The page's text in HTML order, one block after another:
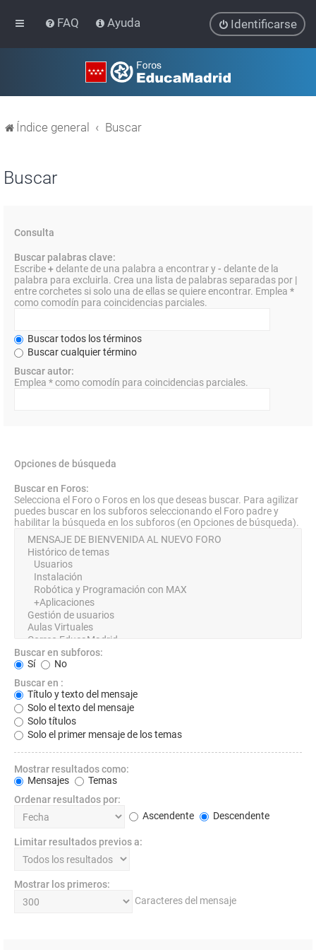
FAQ Ayuda Identificarse
Índice general Buscar
Buscar
Consulta
Buscar palabras clave:
Escribe+delante de una palabra a encontrar y- delante de la
palabra para excluirla. Crea una lista de palabras separadas por |
entre corchetes si solo una de ellas se quiere encontrar. Emplea *
como comodín para coincidencias parciales.
Buscar todos los términos
Buscar cualquier término
Buscar autor:
Emplea * como comodín para coincidencias parciales.
Opciones de búsqueda
Buscar en Foros:
Selecciona el Foro o Foros en los que deseas buscar. Para agilizar
puedes buscar en los subforos seleccionando el Foro padre y
habilitar la búsqueda en los subforos (en Opciones de búsqueda).
Buscar en subforos:
Sí
No
Buscar en :
Título y texto del mensaje
Solo el texto del mensaje
Solo títulos
Solo el primer mensaje de los temas
Mostrar resultados como:
Mensajes
Temas
Ordenar resultados por:
Ascendente
Descendente
Limitar resultados previos a:
Mostrar los primeros:
Caracteres del mensaje